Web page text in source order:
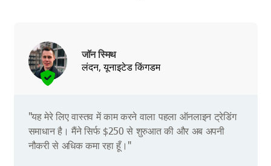
जॉन स्मिथ
लंदन, यूनाइटेड किंगडम
"यह मेरे लिए वास्तव में काम करने वाला पहला ऑनलाइन ट्रेडिंग
समाधान है। मैंने सिर्फ $250 से शुरुआत की और अब अपनी
नौकरी से अधिक कमा रहा हूँ।"